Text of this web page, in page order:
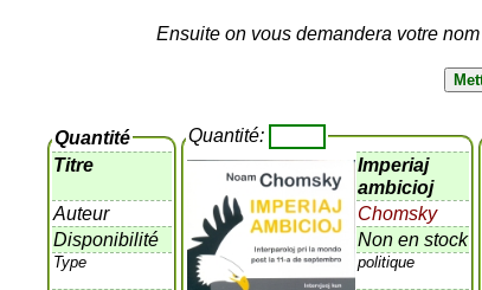
Ensuite on vous demandera votre
Quantité
Titre
Auteur
Disponibilité
Type
Quantité:
Imperiaj
ambicioj
Chomsky
Non en stock
politique